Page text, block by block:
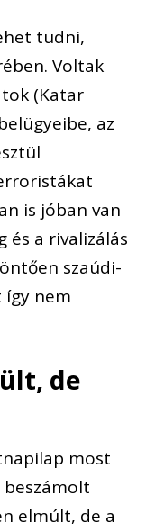
tudni,
Voltak
(Katar
az
is jóban van
és a rivalizálás
szaúdi-
így nem
de
most
beszámolt
elmúlt, de a